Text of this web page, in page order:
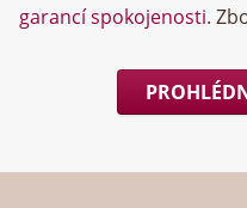
garancí spokojenosti.